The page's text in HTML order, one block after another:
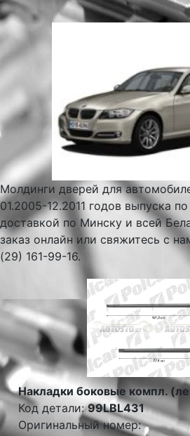
Молдинги дверей для
01.2005-12.2011 годов выпуска
доставкой по Минску и всей
заказ онлайн или свяжитесь с
(29) 161-99-16.
Накладки боковые компл.
Код детали:99LBL431
Оригинальный номер: